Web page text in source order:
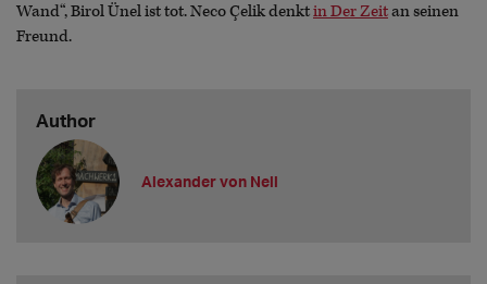
Wand“, Birol Ünel ist tot. Neco Çelik denktin Der Zeitan seinen
Freund.
Author
Alexander von Nell